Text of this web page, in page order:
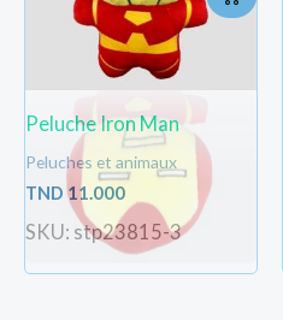
Peluche Iron Man
Peluches et animaux
TND11.000
SKU: stp23815-3